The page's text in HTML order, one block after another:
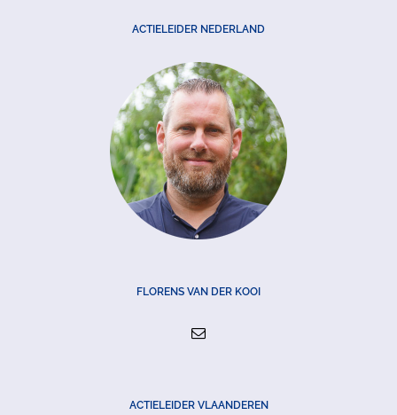
ACTIELEIDER NEDERLAND
FLORENS VAN DER KOOI
ACTIELEIDER VLAANDEREN